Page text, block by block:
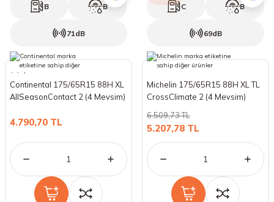
B B
71dB
Continental 175/65R15 88H XL
AllSeasonContact 2 (4 Mevsim)
4.790,70 TL
C B
69dB
Michelin 175/65R15 88H XL TL
CrossClimate 2 (4 Mevsim)
5.207,78 TL
6.509,73 TL